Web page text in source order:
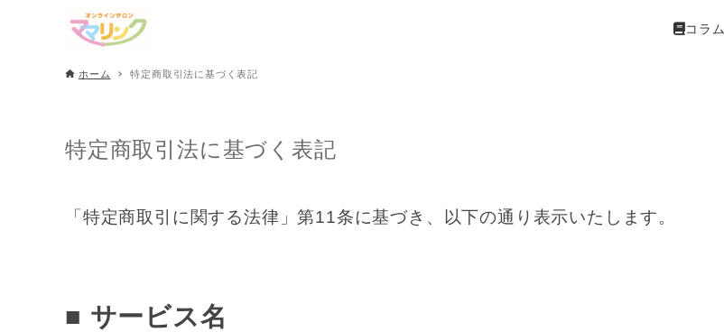
コラム
ホーム 特定商取引法に基づく表記
特定商取引法に基づく表記
「特定商取引に関する法律」第11条に基づき、以下の通り表示いたします。
■ サービス名